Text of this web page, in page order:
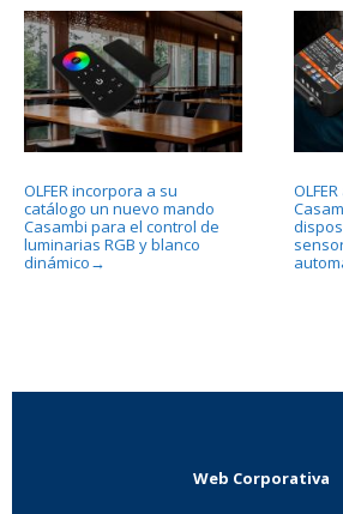
OLFER incorpora a su
catálogo un nuevo mando
Casambi para el control de
luminarias RGB y blanco
dinámico →
Web Corporativa